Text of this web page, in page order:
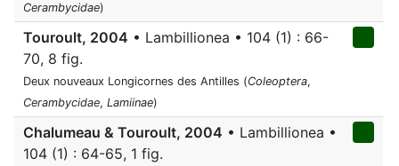
Cerambycidae)
Touroult, 2004 • Lambillionea • 104 (1) : 66-
70, 8 fig.
Deux nouveaux Longicornes des Antilles (Coleoptera,
Cerambycidae, Lamiinae)
Chalumeau & Touroult, 2004 • Lambillionea •
104 (1) : 64-65, 1 fig.